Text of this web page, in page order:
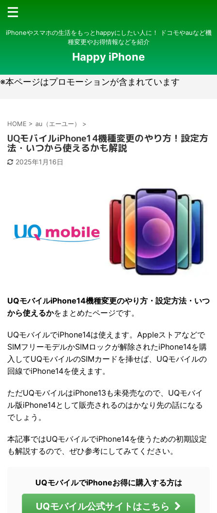
iPhoneやスマホの生活をもっとhappyにしたい人に！ ドコモやauなど機
種変更やお得情報などを紹介
Happy iPhone
※本ページはプロモーションが含まれています
HOME > au（エーユー） >
UQモバイルiPhone14機種変更のやり方！設定方
法・いつから使えるかも解説
2025年1月16日
UQモバイルiPhone14機種変更のやり方・設定方法・いつ
から使えるかをまとめたページです。
UQモバイルでiPhone14は使えます。Appleストアなどで
SIMフリーモデルかSIMロックが解除されたiPhone14を購
入してUQモバイルのSIMカードを挿せば、UQモバイルの
回線でiPhone14を使えます。
ただUQモバイルはiPhone13も未発売なので、UQモバイ
ル版iPhone14として販売されるのはかなり先の話になる
でしょう。
本記事ではUQモバイルでiPhone14を使うための初期設定
も解説するので、ぜひ参考にしてみてください。
UQモバイルでiPhoneお得に購入する方は
UQモバイル公式サイトはこちら